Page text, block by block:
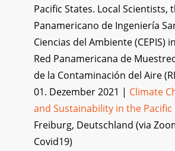
Pacific States. Local Scientists,
Panamericano de Ingeniería
Ciencias del Ambiente (CEPIS)
Red Panamericana de
de la Contaminación del Aire
01. Dezember 2021 | Climate
and Sustainability in the Pacific
Freiburg, Deutschland (via
Covid19)